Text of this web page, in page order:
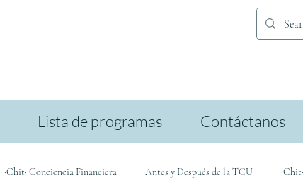
Lista de programas Contáctanos
·Chit· Conciencia Financiera Antes y Después de la TCU